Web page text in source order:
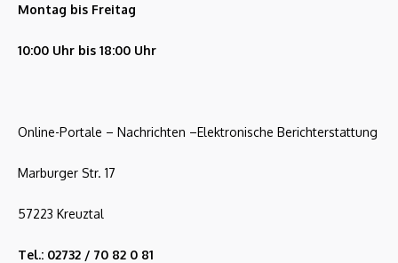
Montag bis Freitag
10:00 Uhr bis 18:00 Uhr
Online-Portale – Nachrichten –Elektronische Berichterstattung
Marburger Str. 17
57223 Kreuztal
Tel.: 02732 / 70 82 0 81